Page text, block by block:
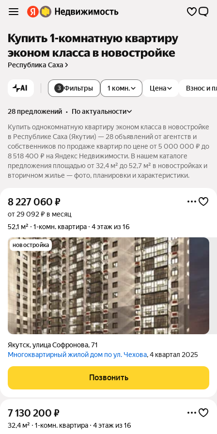
Купить 1-комнатную квартиру
эконом класса в новостройке
Республика Саха
AI 3 Фильтры Цена Взнос и
1 комн.
28 предложений •
по актуальности
Купить однокомнатную квартиру эконом класса в новостройке
в Республике Саха (Якутии) — 28 объявлений от агентств и
собственников по продаже квартир по цене от 5 000 000 ₽ до
8 518 400 ₽ на Яндекс Недвижимости. В нашем каталоге
предложения площадью от 32,4 м² до 52,7 м² в новостройках и
вторичном жилье — фото, планировки и характеристики.
8 227 060 ₽
от 29 092 ₽ в месяц
52,1 м²
1-комн. квартира 4 этаж из 16
новостройка
Якутск,улица Софронова,71
Многоквартирный жилой дом по ул. Чехова, 4 квартал 2025
Позвонить
7 130 200 ₽
32,4 м² 1-комн. квартира 4 этаж из 16